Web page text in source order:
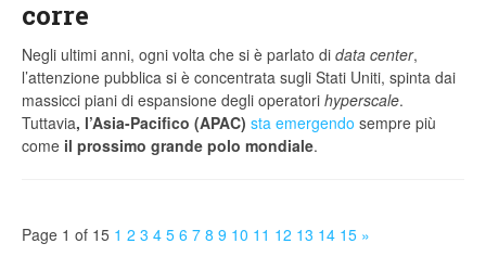
corre
Negli ultimi anni, ogni volta che si è parlato di data center,
l’attenzione pubblica si è concentrata sugli Stati Uniti, spinta dai
massicci piani di espansione degli operatori hyperscale.
Tuttavia, l’Asia-Pacifico (APAC) sta emergendo sempre più
come il prossimo grande polo mondiale.
Page 1 of 15 1 2 3 4 5 6 7 8 9 10 11 12 13 14 15 »